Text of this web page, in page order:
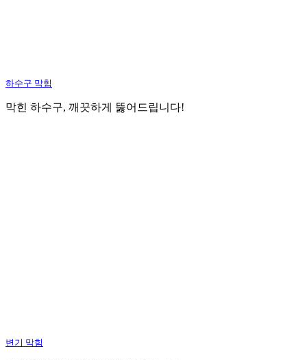
하수구 막힘
막힌 하수구, 깨끗하게 뚫어드립니다!
변기 막힘